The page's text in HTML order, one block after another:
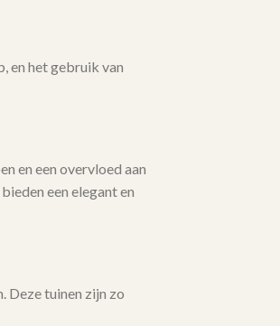
en het gebruik van
en een overvloed aan
een elegant en
Deze tuinen zijn zo